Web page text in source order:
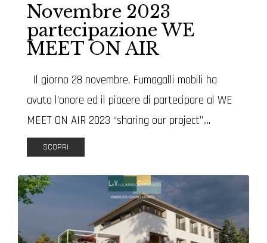
Novembre 2023
partecipazione WE
MEET ON AIR
Il giorno 28 novembre, Fumagalli mobili ha
avuto l’onore ed il piacere di partecipare al WE
MEET ON AIR 2023 “sharing our project”,...
SCOPRI